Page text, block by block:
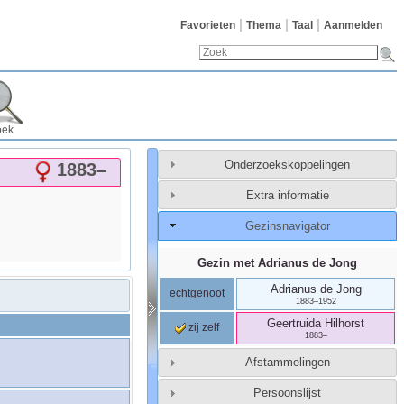
Favorieten Thema Taal Aanmelden
1883– Onderzoekskoppelingen
Extra informatie
Gezinsnavigator
Gezin met Adrianus de Jong
echtgenoot Adrianus de Jong
1883–1952
zij zelf Geertruida Hilhorst
1883–
Afstammelingen
Persoonslijst